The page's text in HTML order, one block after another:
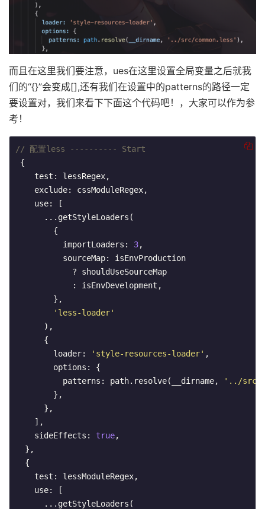
而且在这里我们要注意，ues在这里设置全局变量之后就我
们的“{}”会变成[],还有我们在设置中的patterns的路径一定
要设置对，我们来看下下面这个代码吧！，大家可以作为参
考！
// 配置less ---------- Start
{
    test: lessRegex,
    exclude: cssModuleRegex,
    use: [
      ...getStyleLoaders(
        {
          importLoaders:
3,
          sourceMap: isEnvProduction
            ? shouldUseSourceMap
            : isEnvDevelopment,
        },
'less-loader'
      ),
      {
        loader:
'style-resources-loader' ,
        options: {
          patterns: path.resolve(__dirname,
'../src/
        },
      },
    ],
    sideEffects:
true,
  },
  {
    test: lessModuleRegex,
    use: [
      ...getStyleLoaders(